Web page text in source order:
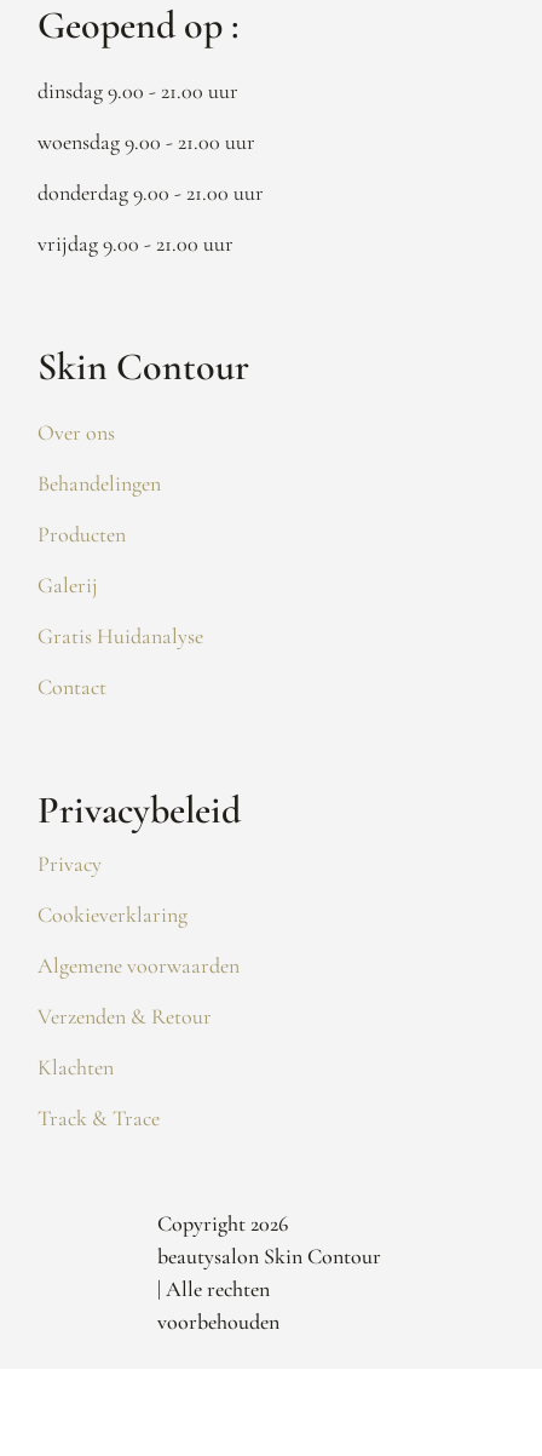
Geopend op :
dinsdag 9.00 - 21.00 uur
woensdag 9.00 - 21.00 uur
donderdag 9.00 - 21.00 uur
vrijdag 9.00 - 21.00 uur
Skin Contour
Over ons
Behandelingen
Producten
Galerij
Gratis Huidanalyse
Contact
Privacybeleid
Privacy
Cookieverklaring
Algemene voorwaarden
Verzenden & Retour
Klachten
Track & Trace
Copyright 2026
beautysalon Skin Contour
| Alle rechten
voorbehouden